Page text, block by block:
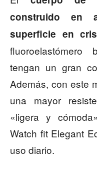
construido en
superficie en
tengan un gran
Además, con este
una mayor
«ligera y
Watch fit Elegant
uso diario.